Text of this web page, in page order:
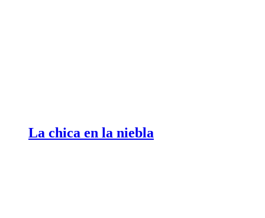
La chica en la niebla